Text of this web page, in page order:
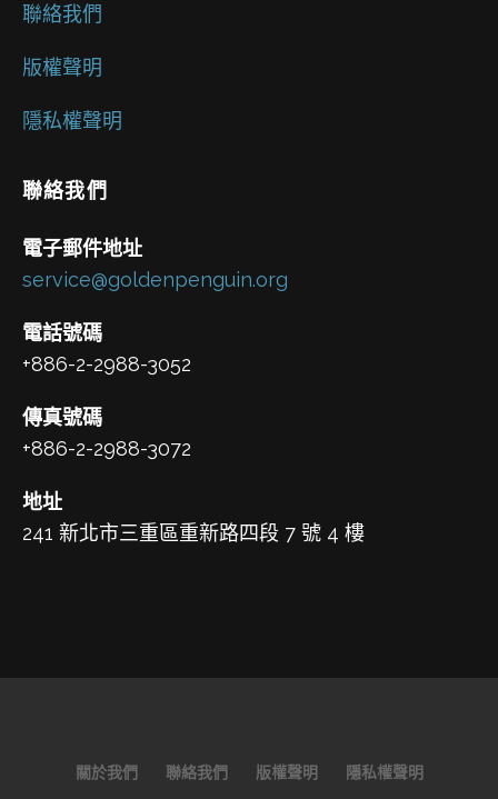
聯絡我們
版權聲明
隱私權聲明
聯絡我們
電子郵件地址
service@goldenpenguin.org
電話號碼
+886-2-2988-3052
傳真號碼
+886-2-2988-3072
地址
241 新北市三重區重新路四段 7 號 4 樓
關於我們 聯絡我們 版權聲明 隱私權聲明